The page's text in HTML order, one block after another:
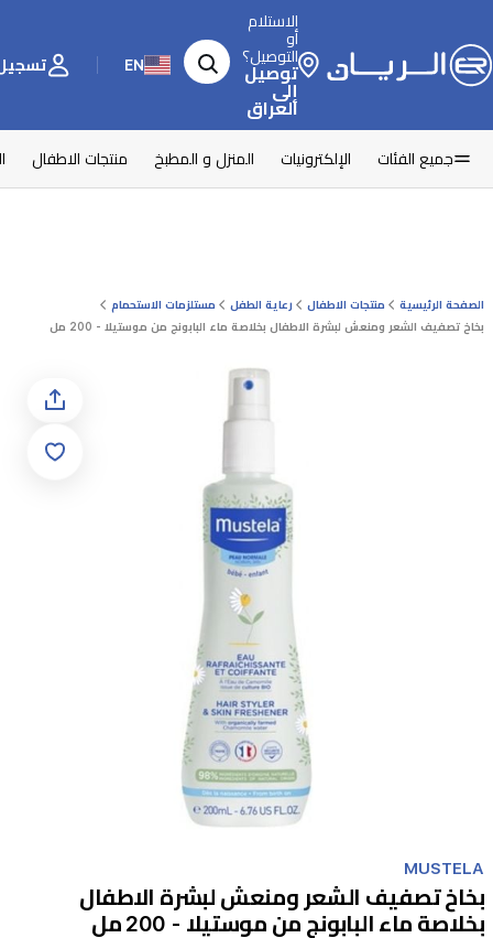
الاستلام
أو
التوصيل؟
توصيل
إلى
العراق
EN تسجيل
جميع الفئات الإلكترونيات المنزل و المطبخ منتجات الاطفال
الصفحة الرئيسية منتجات الاطفال رعاية الطفل
مستلزمات الاستحمام
بخاخ تصفيف الشعر ومنعش لبشرة الاطفال بخلاصة ماء البابونج من موستيلا - 200 مل
1
of
1
MUSTELA
بخاخ تصفيف الشعر ومنعش لبشرة الاطفال
بخلاصة ماء البابونج من موستيلا - 200 مل